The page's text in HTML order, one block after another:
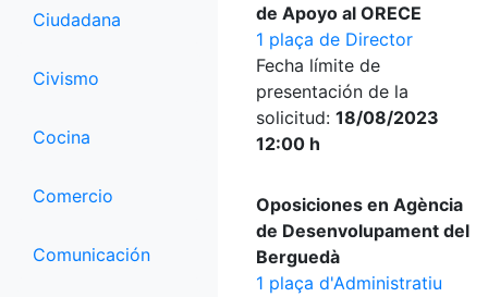
Ciudadana
Civismo
Cocina
Comercio
Comunicación
de Apoyo al ORECE
1 plaça de Director
Fecha límite de
presentación de la
solicitud: 18/08/2023
12:00 h
Oposiciones en Agència
de Desenvolupament del
Berguedà
1 plaça d'Administratiu